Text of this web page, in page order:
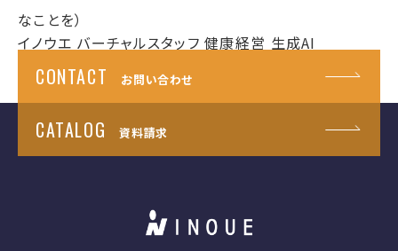
なことを）
イノウエ バーチャルスタッフ 健康経営 生成AI
CONTACT お問い合わせ
CATALOG 資料請求